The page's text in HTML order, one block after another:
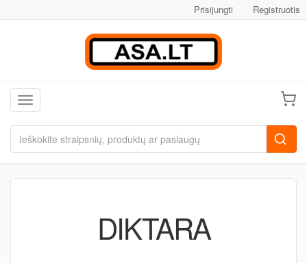
Prisijungti Registruotis
Toggle navigation
DIKTARA